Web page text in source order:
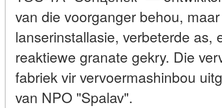
van die voorganger behou,
lanserinstallasie, verbeterde as,
reaktiewe granate gekry. Die
fabriek vir vervoermashinbou
van NPO "Spalav".